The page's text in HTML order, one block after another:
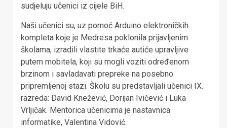
sudjeluju učenici iz cijele BiH.
Naši učenici su, uz pomoć Arduino elektroničkih
kompleta koje je Medresa poklonila prijavljenim
školama, izradili vlastite trkaće autiće upravljive
putem mobitela, koji su mogli voziti određenom
brzinom i savladavati prepreke na posebno
pripremljenoj stazi. Školu su predstavljali učenici IX.
razreda: David Knežević, Dorijan Ivičević i Luka
Vrljičak. Mentorica učenicima je nastavnica
informatike, Valentina Vidović.